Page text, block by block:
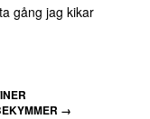
gång jag kikar
→